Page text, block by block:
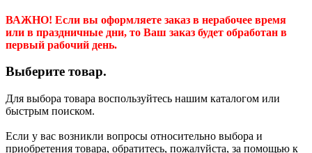
ВАЖНО! Если вы оформляете заказ в нерабочее время
или в праздничные дни, то Ваш заказ будет обработан в
первый рабочий день.
Выберите товар.
Для выбора товара воспользуйтесь нашим каталогом или
быстрым поиском.
Если у вас возникли вопросы относительно выбора и
приобретения товара, обратитесь, пожалуйста, за помощью к